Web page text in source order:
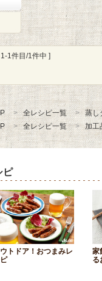
1件目/1件中 ]
全レシピ一覧
蒸し
全レシピ一覧 加工
ピ
トドア！おつまみレ
家
る